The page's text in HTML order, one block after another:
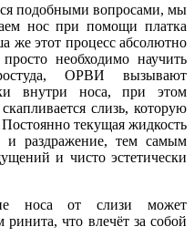
подобными вопросами, мы
нос при помощи платка
же этот процесс абсолютно
необходимо научить
ОРВИ вызывают
внутри носа, при этом
слизь, которую
текущая жидкость
и раздражение, тем самым
и чисто эстетически
носа от слизи может
что влечёт за собой